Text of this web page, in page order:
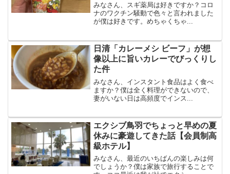
みなさん、スギ薬局は好きですか？コロ
ナのワクチン騒動で色々と言われました
が僕は好きです。めちゃくちゃ...
日清「カレーメシ ビーフ」が想
像以上に旨いカレーでびっくりし
た件
みなさん、インスタント食品はよく食べ
ますか？僕は全く料理ができないので、
妻がいない日は高頻度でインス...
エクシブ鳥羽でちょっと早めの夏
休みに豪遊してきた話【会員制高
級ホテル】
みなさん、最近のいちばんの楽しみは何
でしょうか？僕は家族で旅行することで